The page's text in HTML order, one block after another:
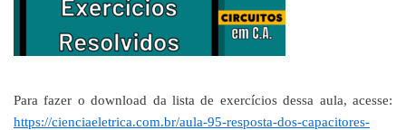
Para fazer o download da lista de exercícios dessa aula, acesse:
https://cienciaeletrica.com.br/aula-95-resposta-dos-capacitores-